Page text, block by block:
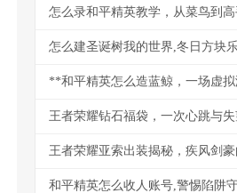
怎么录和平精英教学，从菜鸟到
怎么建圣诞树我的世界,冬日方块
王者荣耀钻石福袋，一次心跳与
和平精英怎么收人账号,警惕陷阱